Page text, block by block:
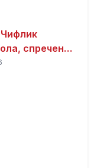
спречено
шума на